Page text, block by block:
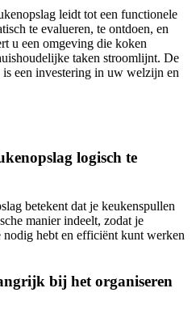
leidt tot een functionele
te evalueren, te ontdoen, en
u een omgeving die koken
taken stroomlijnt. De
een investering in uw welzijn en
logisch te
betekent dat je keukenspullen
manier indeelt, zodat je
hebt en efficiënt kunt werken
bij het organiseren